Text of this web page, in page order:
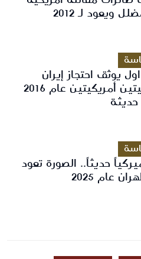
ويعود لـ 2012
يوثق احتجاز إيران
سفينتين حربيتين أمريكيتين عام 2016
حديثاً.. الصورة تعود
عام 2025